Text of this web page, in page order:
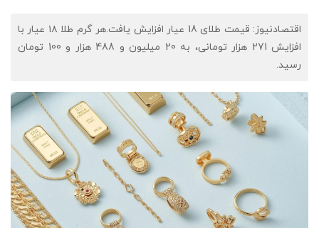
اقتصادنیوز: قیمت طلای 18 عیار افزایش یافت.هر گرم طلا ۱۸ عیار با
افزایش 271 هزار تومانی، به 20 میلیون و 488 هزار و 100 تومان
رسید.